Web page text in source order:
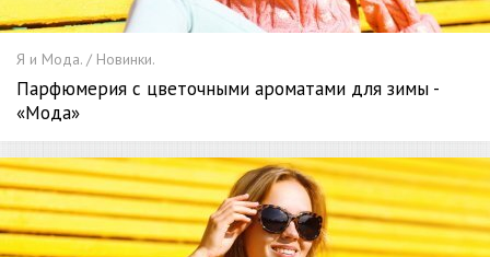
Я и Мода. / Новинки.
Парфюмерия с цветочными ароматами для зимы -
«Мода»